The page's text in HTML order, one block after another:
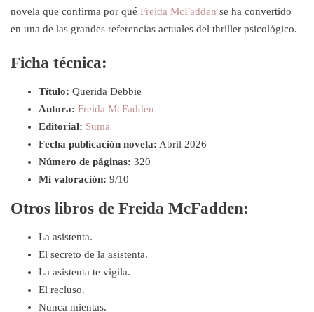
novela que confirma por qué Freida McFadden se ha convertido
en una de las grandes referencias actuales del thriller psicológico.
Ficha técnica:
Título: Querida Debbie
Autora: Freida McFadden
Editorial: Suma
Fecha publicación novela: Abril 2026
Número de páginas: 320
Mi valoración: 9/10
Otros libros de Freida McFadden:
La asistenta.
El secreto de la asistenta.
La asistenta te vigila.
El recluso.
Nunca mientas.